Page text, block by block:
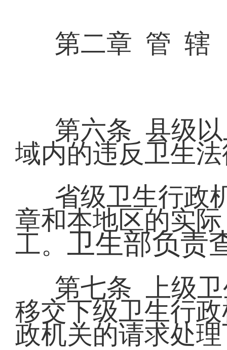
第二章 管 辖
第六条 县级
域内的违反卫生
省级卫生行政
章和本地区的实
工。
卫生部负责
第七条 上级
移交下级卫生行
政机关的请求处